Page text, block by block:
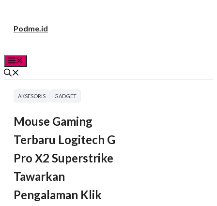
Podme.id
AKSESORIS GADGET
Mouse Gaming
Terbaru Logitech G
Pro X2 Superstrike
Tawarkan
Pengalaman Klik